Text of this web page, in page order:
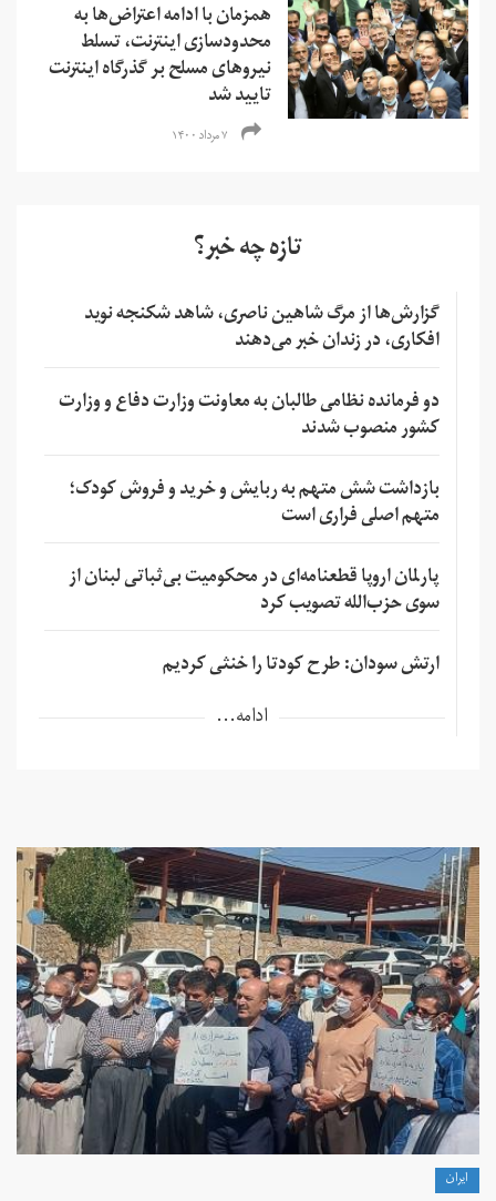
همزمان با ادامه اعتراض‌ها به
محدودسازی اینترنت، تسلط
نیروهای مسلح بر گذرگاه اینترنت
تایید شد
۷ مرداد ۱۴۰۰
تازه چه خبر؟
گزارش‌ها از مرگ شاهین ناصری، شاهد شکنجه نوید
افکاری، در زندان خبر می‌دهند
دو فرمانده نظامی طالبان به معاونت وزارت دفاع و وزارت
کشور منصوب شدند
بازداشت شش متهم به ربایش و خرید و فروش کودک؛
متهم اصلی فراری است
پارلمان اروپا قطعنامه‌ای در محکومیت بی‌ثباتی لبنان از
سوی حزب‌الله تصویب کرد
ارتش سودان: طرح کودتا را خنثی کردیم
ادامه...
ايران